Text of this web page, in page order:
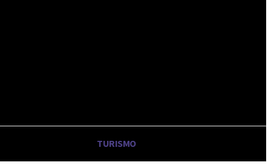
TURISMO